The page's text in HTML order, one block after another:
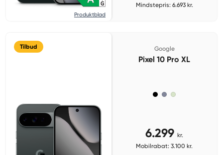
Produktblad
Mindstepris: 6.693 kr.
Tilbud Google
Pixel 10 Pro XL
6.299 kr.
Mobilrabat: 3.100 kr.